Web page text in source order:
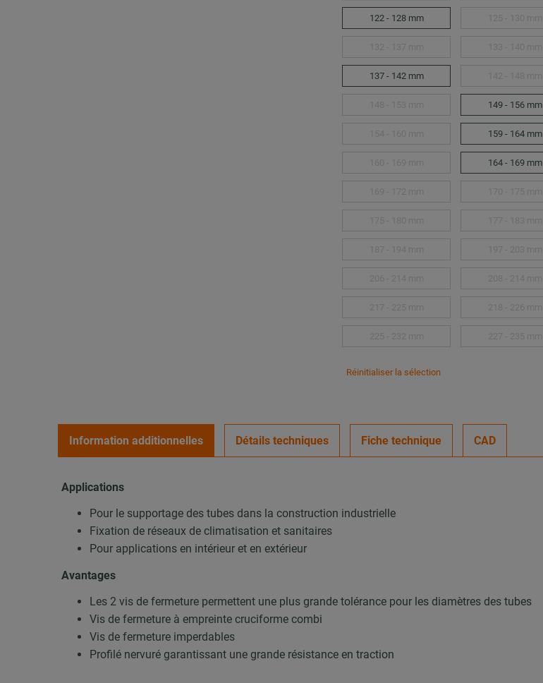
122 - 128 mm
137 - 142 mm
149 - 156 mm
159 - 164 mm
164 - 169 mm
Réinitialiser la sélection
Information additionnelles Détails techniques Fiche technique CAD
Applications
Pour le supportage des tubes dans la construction industrielle
Fixation de réseaux de climatisation et sanitaires
Pour applications en intérieur et en extérieur
Avantages
Les 2 vis de fermeture permettent une plus grande tolérance pour les diamètres des tubes
Vis de fermeture à empreinte cruciforme combi
Vis de fermeture imperdables
Profilé nervuré garantissant une grande résistance en traction